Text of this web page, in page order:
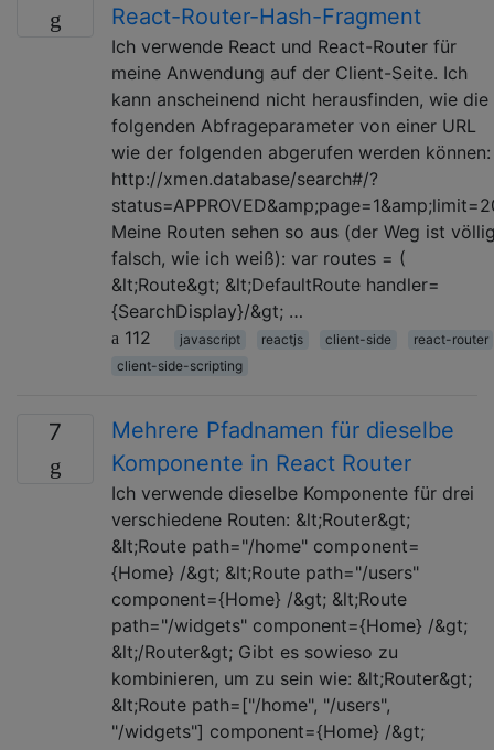
React-Router-Hash-Fragment
Ich verwende React und React-Router für
meine Anwendung auf der Client-Seite. Ich
kann anscheinend nicht herausfinden, wie die
folgenden Abfrageparameter von einer URL
wie der folgenden abgerufen werden können:
http://xmen.database/search#/?
Meine Routen sehen so aus (der Weg ist
falsch, wie ich weiß): var routes = (
&lt;Route&gt; &lt;DefaultRoute handler=
{SearchDisplay}/&gt; …
112
javascript reactjs client-side
react-router
client-side-scripting
7
Mehrere Pfadnamen für dieselbe
Komponente in React Router
Ich verwende dieselbe Komponente für drei
verschiedene Routen: &lt;Router&gt;
&lt;Route path="/home" component=
{Home} /&gt; &lt;Route path="/users"
component={Home} /&gt; &lt;Route
path="/widgets" component={Home} /&gt;
&lt;/Router&gt; Gibt es sowieso zu
kombinieren, um zu sein wie: &lt;Router&gt;
&lt;Route path=["/home", "/users",
"/widgets"] component={Home} /&gt;